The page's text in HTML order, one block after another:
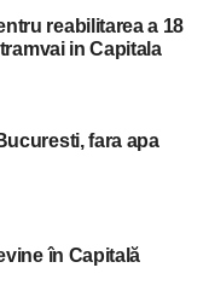
la ora 15.00, până
de 10 ani a
reabilitarea a 18
in Capitala
fara apa
în Capitală